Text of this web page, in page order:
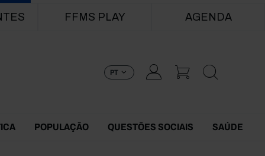
FFMS PLAY AGENDA
PT
POPULAÇÃO QUESTÕES SOCIAIS SAÚDE